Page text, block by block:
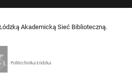
Akademicką Sieć Biblioteczną.